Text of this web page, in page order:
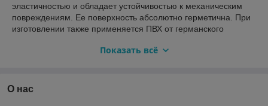
эластичностью и обладает устойчивостью к механическим
повреждениям. Ее поверхность абсолютно герметична. При
изготовлении также применяется ПВХ от германского
компании Hanwa. При комплектации шлюпок используется
надувным килем.
Показать всё
О нас